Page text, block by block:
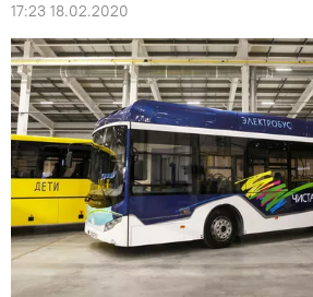
17:23 18.02.2020